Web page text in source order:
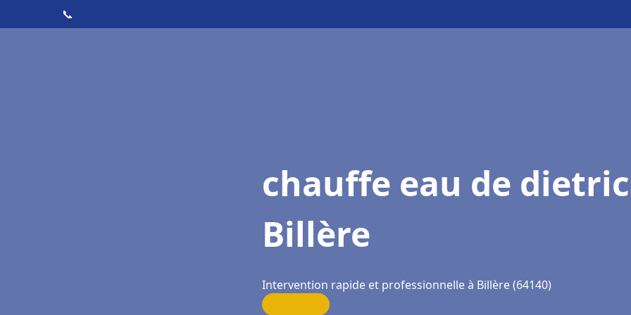
📞
chauffe eau de
Billère
Intervention rapide et professionnelle à Billère (64140)